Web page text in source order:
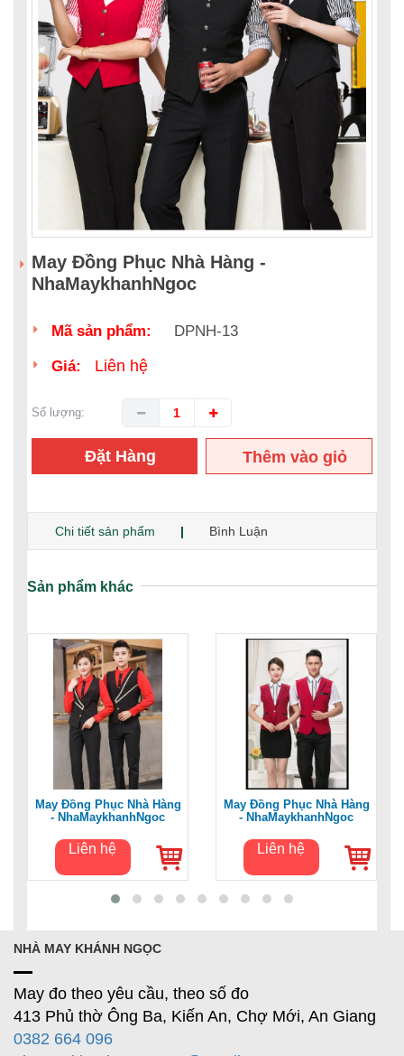
May Đồng Phục Nhà Hàng -
NhaMaykhanhNgoc
Mã sản phẩm: DPNH-13
Giá: Liên hệ
Số lượng:
Đặt Hàng
Thêm vào giỏ
Chi tiết sản phẩm Bình Luận
Sản phẩm khác
May Đồng Phục Nhà Hàng
- NhaMaykhanhNgoc
Liên hệ
May Đồng Phục Nhà Hàng
- NhaMaykhanhNgoc
Liên hệ
NHÀ MAY KHÁNH NGỌC
May đo theo yêu cầu, theo số đo
413 Phủ thờ Ông Ba, Kiến An, Chợ Mới, An Giang
0382 664 096